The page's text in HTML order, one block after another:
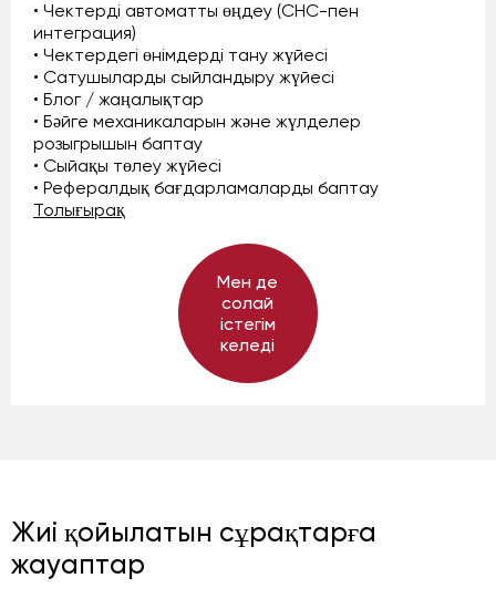
• Чектерді автоматты өңдеу (СНС-пен
интеграция)
• Чектердегі өнімдерді тану жүйесі
• Сатушыларды сыйландыру жүйесі
• Блог / жаңалықтар
• Бәйге механикаларын және жүлделер
розыгрышын баптау
• Сыйақы төлеу жүйесі
• Рефералдық бағдарламаларды баптау
Толығырақ
Мен де
солай
істегім
келеді
Жиі қойылатын сұрақтарға
жауаптар